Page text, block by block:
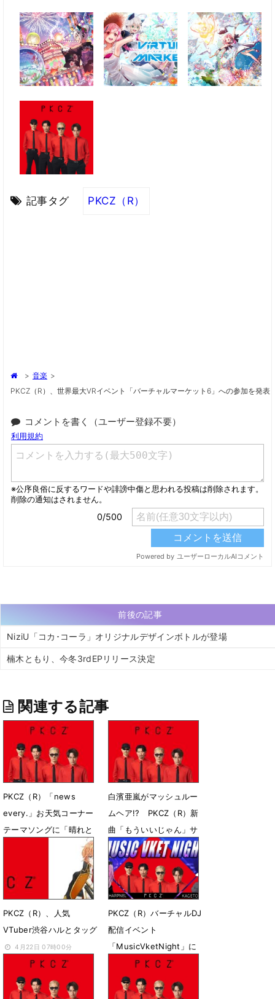
記事タグ PKCZ（R）
> 音楽 >
PKCZ（R）、世界最大VRイベント「バーチャルマーケット6」への参加を発表
コメントを書く（ユーザー登録不要）
前後の記事
NiziU「コカ･コーラ」オリジナルデザインボトルが登場
楠木ともり、今冬3rdEPリリース決定
関連する記事
PKCZ（R）「news
every.」お天気コーナー
テーマソングに「晴れと
きどきドキドキ」が決定
白濱亜嵐がマッシュルー
ムヘア!? PKCZ（R）新
曲「もういいじゃん」サ
プライズ配信決定
5月11日 21時54分
PKCZ（R）、人気
VTuber渋谷ハルとタッグ
4月22日 07時00分
PKCZ（R）バーチャルDJ
配信イベント
「MusicVketNight」に
出演決定
11月10日 22時18分